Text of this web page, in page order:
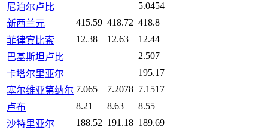
尼泊尔卢比
5.0454
新西兰元
415.59 418.72 418.8
菲律宾比索
12.38 12.63
12.44
巴基斯坦卢比
2.507
卡塔尔里亚尔
195.17
塞尔维亚第纳尔 7.065 7.2078 7.1517
卢布
8.21 8.63
8.55
沙特里亚尔
188.52 191.18 189.69